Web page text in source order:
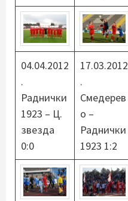
04.04.2012
.
Раднички
1923 – Ц.
звезда
0:0
17.03.2012
.
Смедерев
о –
Раднички
1923 1:2